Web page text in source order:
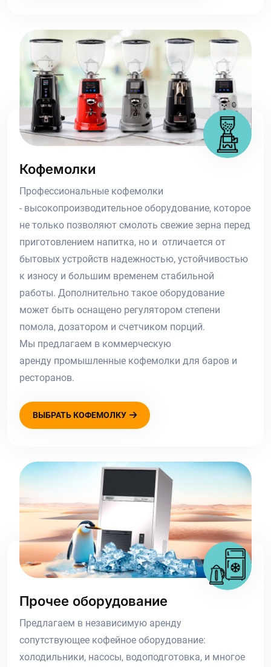
Кофемолки
Профессиональные кофемолки
- высокопроизводительное оборудование, которое
не только позволяют смолоть свежие зерна перед
приготовлением напитка, но и отличается от
бытовых устройств надежностью, устойчивостью
к износу и большим временем стабильной
работы. Дополнительно такое оборудование
может быть оснащено регулятором степени
помола, дозатором и счетчиком порций.
Мы предлагаем в коммерческую
аренду промышленные кофемолки для баров и
ресторанов.
ВЫБРАТЬ КОФЕМОЛКУ
Прочее оборудование
Предлагаем в независимую аренду
сопутствующее кофейное оборудование:
холодильники, насосы, водоподготовка, и многое